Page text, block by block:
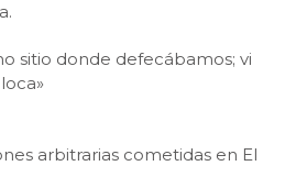
sitio donde defecábamos; vi
arbitrarias cometidas en El